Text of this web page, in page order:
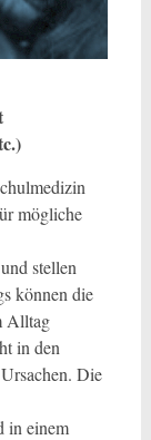
mögliche
stellen
können die
Alltag
in den
Die
in einem